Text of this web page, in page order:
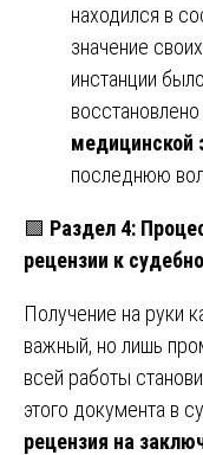
находился в
значение
инстанции
восстановлено
медицинской
последнюю
🟩 Раздел 4:
рецензии к
Получение на руки
важный, но лишь
всей работы
этого документа в
рецензия на